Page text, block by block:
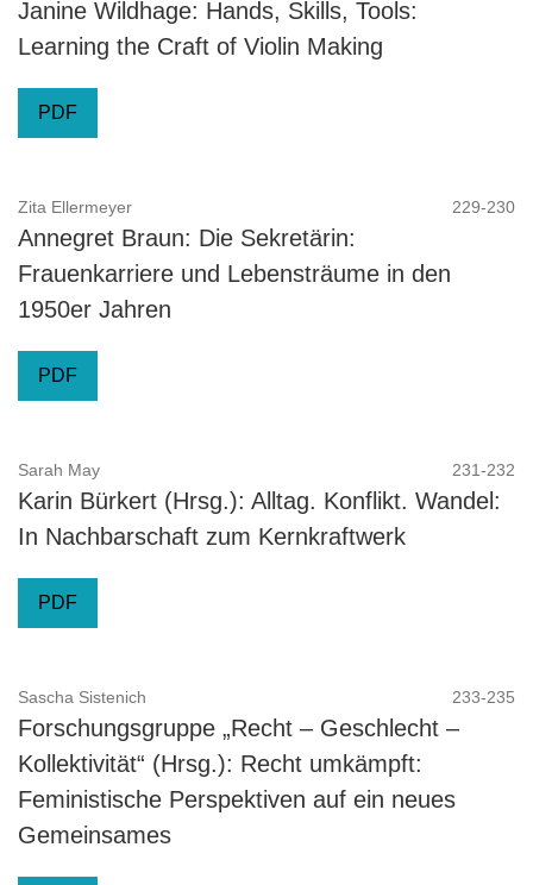
Janine Wildhage: Hands, Skills, Tools:
Learning the Craft of Violin Making
PDF
Zita Ellermeyer 229-230
Annegret Braun: Die Sekretärin:
Frauenkarriere und Lebensträume in den
1950er Jahren
PDF
Sarah May 231-232
Karin Bürkert (Hrsg.): Alltag. Konflikt. Wandel:
In Nachbarschaft zum Kernkraftwerk
PDF
Sascha Sistenich 233-235
Forschungsgruppe „Recht – Geschlecht –
Kollektivität“ (Hrsg.): Recht umkämpft:
Feministische Perspektiven auf ein neues
Gemeinsames